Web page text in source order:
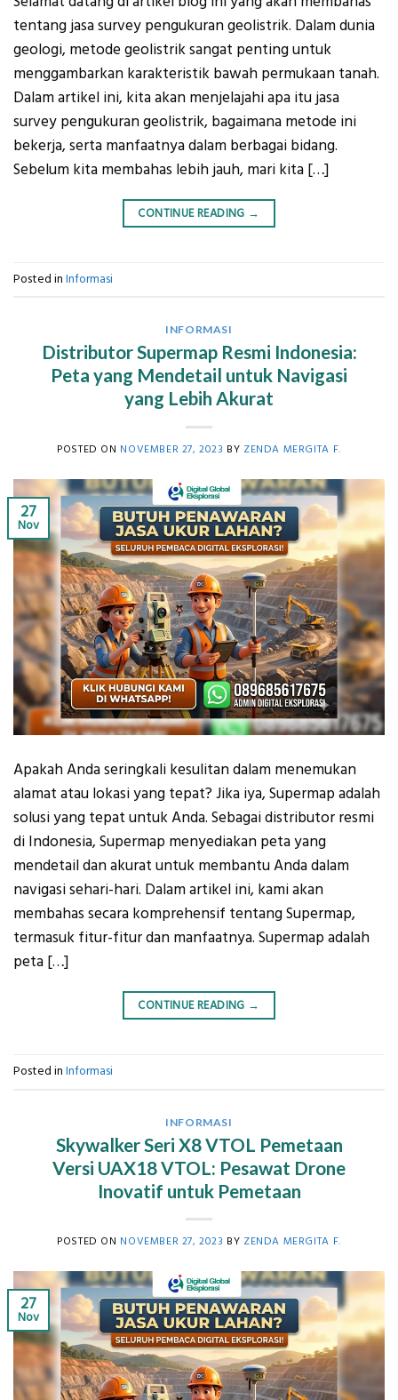
tentang jasa survey pengukuran geolistrik. Dalam dunia
geologi, metode geolistrik sangat penting untuk
menggambarkan karakteristik bawah permukaan tanah.
Dalam artikel ini, kita akan menjelajahi apa itu jasa
survey pengukuran geolistrik, bagaimana metode ini
bekerja, serta manfaatnya dalam berbagai bidang.
Sebelum kita membahas lebih jauh, mari kita […]
CONTINUE READING →
Posted in Informasi
INFORMASI
Distributor Supermap Resmi Indonesia:
Peta yang Mendetail untuk Navigasi
yang Lebih Akurat
POSTED ON NOVEMBER 27, 2023 BY ZENDA MERGITA F.
27
Nov
Apakah Anda seringkali kesulitan dalam menemukan
alamat atau lokasi yang tepat? Jika iya, Supermap adalah
solusi yang tepat untuk Anda. Sebagai distributor resmi
di Indonesia, Supermap menyediakan peta yang
mendetail dan akurat untuk membantu Anda dalam
navigasi sehari-hari. Dalam artikel ini, kami akan
membahas secara komprehensif tentang Supermap,
termasuk fitur-fitur dan manfaatnya. Supermap adalah
peta […]
CONTINUE READING →
Posted in Informasi
INFORMASI
Skywalker Seri X8 VTOL Pemetaan
Versi UAX18 VTOL: Pesawat Drone
Inovatif untuk Pemetaan
POSTED ON NOVEMBER 27, 2023 BY ZENDA MERGITA F.
27
Nov